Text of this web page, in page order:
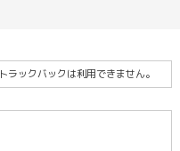
トラックバックは利用できません。